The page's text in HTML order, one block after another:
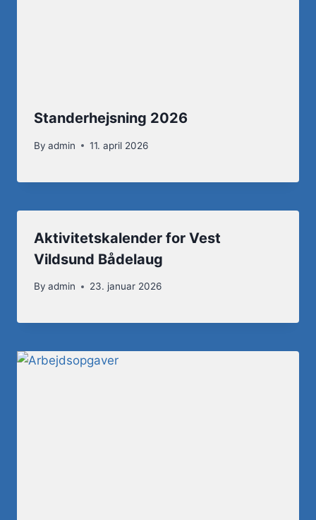
Standerhejsning 2026
By admin 11. april 2026
Aktivitetskalender for Vest
Vildsund Bådelaug
By admin 23. januar 2026